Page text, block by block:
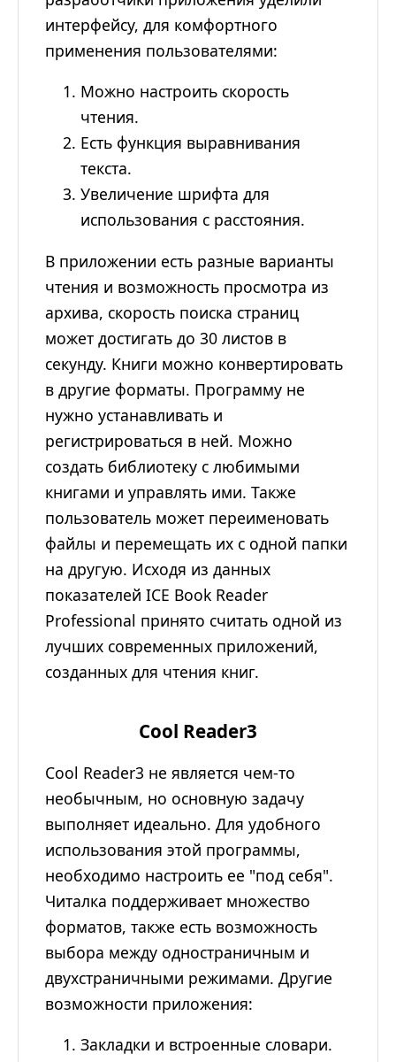
интерфейсу, для комфортного
применения пользователями:
Можно настроить скорость
чтения.
Есть функция выравнивания
текста.
Увеличение шрифта для
использования с расстояния.
В приложении есть разные варианты
чтения и возможность просмотра из
архива, скорость поиска страниц
может достигать до 30 листов в
секунду. Книги можно конвертировать
в другие форматы. Программу не
нужно устанавливать и
регистрироваться в ней. Можно
создать библиотеку с любимыми
книгами и управлять ими. Также
пользователь может переименовать
файлы и перемещать их с одной папки
на другую. Исходя из данных
показателей ICE Book Reader
Professional принято считать одной из
лучших современных приложений,
созданных для чтения книг.
Cool Reader3
Cool Reader3 не является чем-то
необычным, но основную задачу
выполняет идеально. Для удобного
использования этой программы,
необходимо настроить ее "под себя".
Читалка поддерживает множество
форматов, также есть возможность
выбора между одностраничным и
двухстраничными режимами. Другие
возможности приложения:
Закладки и встроенные словари.